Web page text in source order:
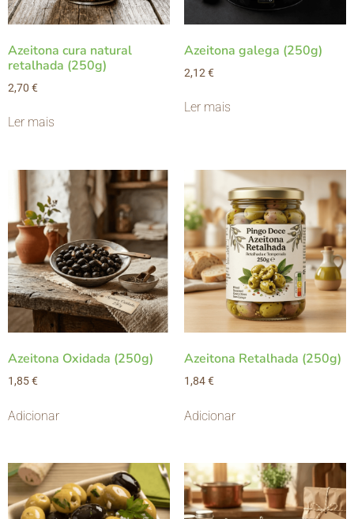
Azeitona cura natural
retalhada (250g)
2,70 €
Ler mais
Azeitona galega (250g)
2,12 €
Ler mais
Azeitona Oxidada (250g)
1,85€
Adicionar
Azeitona Retalhada (250g)
1,84€
Adicionar